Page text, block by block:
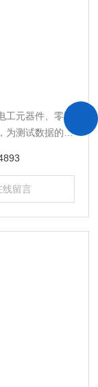
元器件、零配
为测试数据的准
制器，结构一
湿度均匀，避免
线留言